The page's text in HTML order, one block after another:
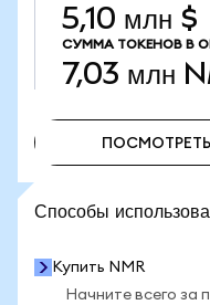
5,10 млн $
СУММА ТОКЕНОВ В
7,03 млн
Способы
Купить NMR
Начните всего за